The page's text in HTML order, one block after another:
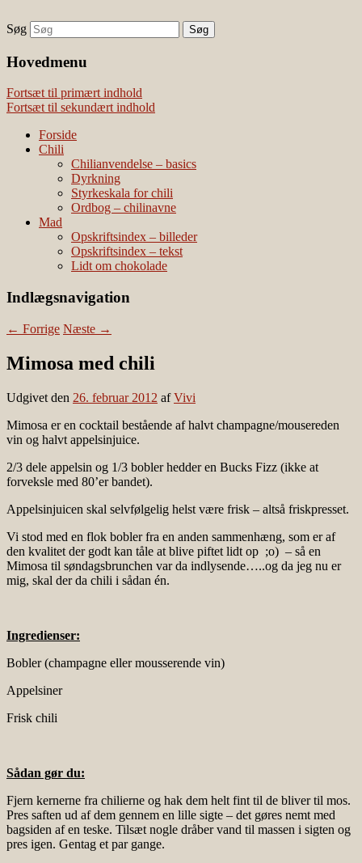
Наши партнеры
лучшие займы
Vivis chili
chili – dyrkning og mad
Søg
Hovedmenu
Fortsæt til primært indhold
Fortsæt til sekundært indhold
Forside
Chili
Chilianvendelse – basics
Dyrkning
Styrkeskala for chili
Ordbog – chilinavne
Mad
Opskriftsindex – billeder
Opskriftsindex – tekst
Lidt om chokolade
Indlægsnavigation
← Forrige Næste →
Mimosa med chili
Udgivet den 26. februar 2012 afVivi
Mimosa er en cocktail bestående af halvt champagne/mousereden
vin og halvt appelsinjuice.
2/3 dele appelsin og 1/3 bobler hedder en Bucks Fizz (ikke at
forveksle med 80’er bandet).
Appelsinjuicen skal selvfølgelig helst være frisk – altså friskpresset.
Vi stod med en flok bobler fra en anden sammenhæng, som er af
den kvalitet der godt kan tåle at blive piftet lidt op ;o) – så en
Mimosa til søndagsbrunchen var da indlysende…..og da jeg nu er
mig, skal der da chili i sådan én.
Ingredienser:
Bobler (champagne eller mousserende vin)
Appelsiner
Frisk chili
Sådan gør du:
Fjern kernerne fra chilierne og hak dem helt fint til de bliver til mos.
Pres saften ud af dem gennem en lille sigte – det gøres nemt med
bagsiden af en teske. Tilsæt nogle dråber vand til massen i sigten og
pres igen. Gentag et par gange.